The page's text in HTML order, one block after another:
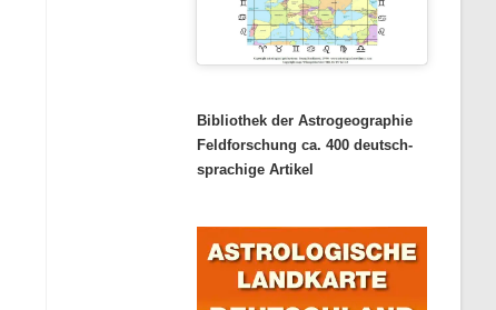
Bibliothek der Astrogeographie
Feldforschung ca. 400 deutsch-
sprachige Artikel